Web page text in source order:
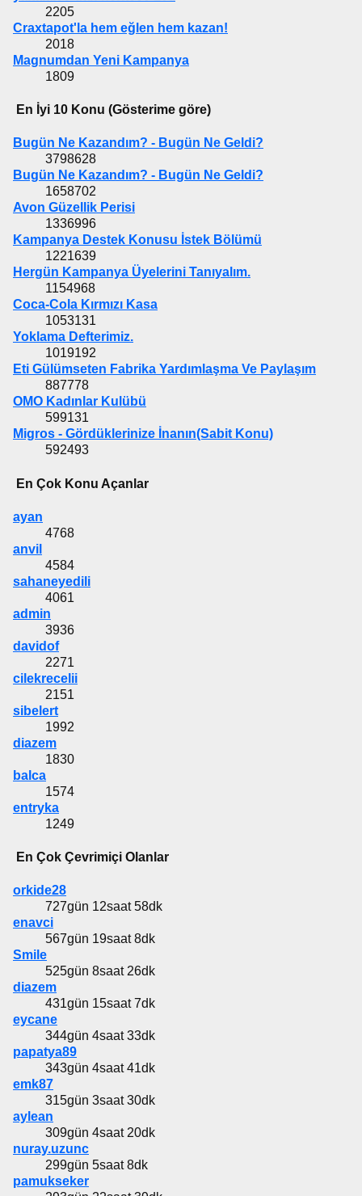
2205
Craxtapot'la hem eğlen hem kazan!
2018
Magnumdan Yeni Kampanya
1809
En İyi 10 Konu (Gösterime göre)
Bugün Ne Kazandım? - Bugün Ne Geldi?
3798628
Bugün Ne Kazandım? - Bugün Ne Geldi?
1658702
Avon Güzellik Perisi
1336996
Kampanya Destek Konusu İstek Bölümü
1221639
Hergün Kampanya Üyelerini Tanıyalım.
1154968
Coca-Cola Kırmızı Kasa
1053131
Yoklama Defterimiz.
1019192
Eti Gülümseten Fabrika Yardımlaşma Ve Paylaşım
887778
OMO Kadınlar Kulübü
599131
Migros - Gördüklerinize İnanın(Sabit Konu)
592493
En Çok Konu Açanlar
ayan
4768
anvil
4584
sahaneyedili
4061
admin
3936
davidof
2271
cilekrecelii
2151
sibelert
1992
diazem
1830
balca
1574
entryka
1249
En Çok Çevrimiçi Olanlar
orkide28
727gün 12saat 58dk
enavci
567gün 19saat 8dk
Smile
525gün 8saat 26dk
diazem
431gün 15saat 7dk
eycane
344gün 4saat 33dk
papatya89
343gün 4saat 41dk
emk87
315gün 3saat 30dk
aylean
309gün 4saat 20dk
nuray.uzunc
299gün 5saat 8dk
pamukseker